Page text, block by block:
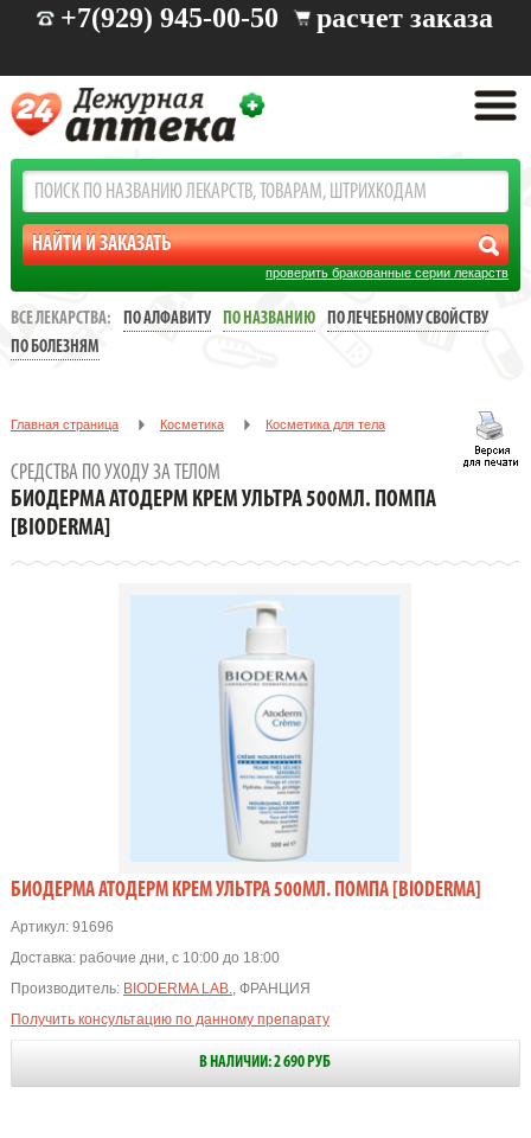
+7(929) 945-00-50 расчет заказа
проверить бракованные серии лекарств
ВСЕ ЛЕКАРСТВА: ПО АЛФАВИТУ ПО НАЗВАНИЮ
ПО ЛЕЧЕБНОМУ СВОЙСТВУ
ПО БОЛЕЗНЯМ
Главная страница Косметика Косметика для тела
БИОДЕРМА АТОДЕРМ КРЕМ УЛЬТРА 500МЛ. ПОМПА [BIODERMA]
СРЕДСТВА ПО УХОДУ ЗА ТЕЛОМ
БИОДЕРМА АТОДЕРМ КРЕМ УЛЬТРА 500МЛ. ПОМПА
[BIODERMA]
БИОДЕРМА АТОДЕРМ КРЕМ УЛЬТРА 500МЛ. ПОМПА [BIODERMA]
Артикул:91696
Доставка: рабочие дни, с 10:00 до 18:00
Производитель: BIODERMA LAB., ФРАНЦИЯ
Получить консультацию по данному препарату
В НАЛИЧИИ: 2 690 РУБ